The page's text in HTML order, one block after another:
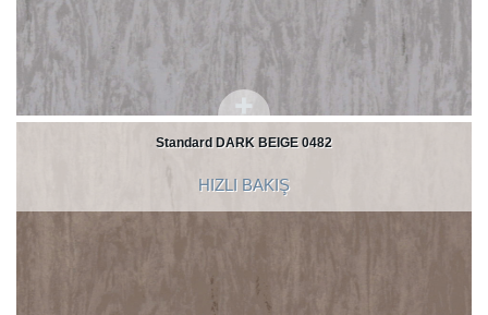
Standard DARK BEIGE 0482
HIZLI BAKIŞ